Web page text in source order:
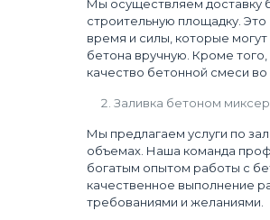
Мы осуществляем доставку
строительную площадку.
время и силы, которые
бетона вручную. Кроме
качество бетонной смеси
Заливка бетоном
Мы предлагаем услуги по
объемах. Наша команда
богатым опытом работы с
качественное выполнение
требованиями и желаниями.